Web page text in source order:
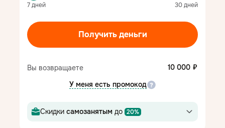
7дней 30дней
Получить деньги
Вы возвращаете
10 000
У меня есть промокод
Скидки самозанятым до 20%